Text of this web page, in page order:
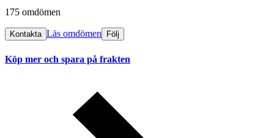
175 omdömen
Kontakta Läs omdömen Följ
Köp mer och spara på frakten